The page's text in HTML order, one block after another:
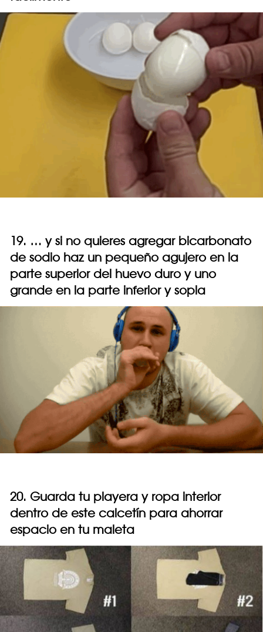
19. … y si no quieres agregar bicarbonato
de sodio haz un pequeño agujero en la
parte superior del huevo duro y uno
grande en la parte inferior y sopla
20. Guarda tu playera y ropa interior
dentro de este calcetín para ahorrar
espacio en tu maleta